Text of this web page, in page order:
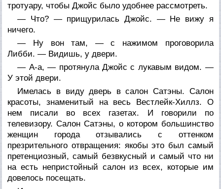
тротуару, чтобы Джойс было удобнее рассмотреть.
— Что? — прищурилась Джойс. — Не вижу я
ничего.
— Ну вонтам, — с нажимом проговорила
Либби. — Видишь, у двери.
— А-а, — протянула Джойс с лукавым видом. —
Уэтой двери.
Имелась в виду дверь в салон Сатэны. Салон
красоты, знаменитый на весь Вестлейк-Хиллз. О
нем писали во всех газетах. И говорили по
телевизору. Салон Сатэны, о котором большинство
женщин города отзывались с оттенком
презрительного отвращения: якобы это был самый
претенциозный, самый безвкусный и самый что ни
на есть непристойный салон из всех, которые им
довелось посещать.